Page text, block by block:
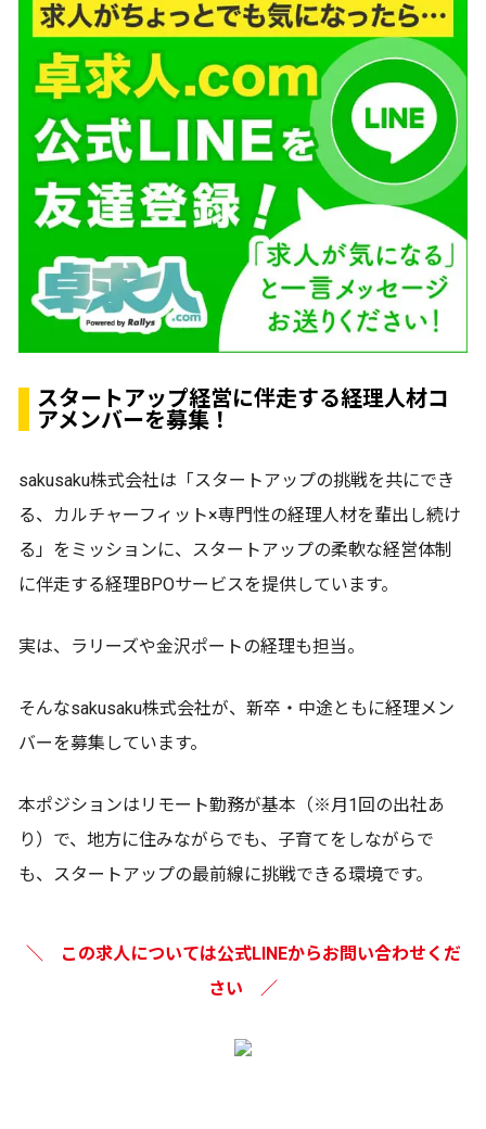
スタートアップ経営に伴走する経理人材コ
アメンバーを募集！
sakusaku株式会社は「スタートアップの挑戦を共にでき
る、カルチャーフィット×専門性の経理人材を輩出し続け
る」をミッションに、スタートアップの柔軟な経営体制
に伴走する経理BPOサービスを提供しています。
実は、ラリーズや金沢ポートの経理も担当。
そんなsakusaku株式会社が、新卒・中途ともに経理メン
バーを募集しています。
本ポジションはリモート勤務が基本（※月1回の出社あ
り）で、地方に住みながらでも、子育てをしながらで
も、スタートアップの最前線に挑戦できる環境です。
＼ この求人については公式LINEからお問い合わせくだ
さい ／